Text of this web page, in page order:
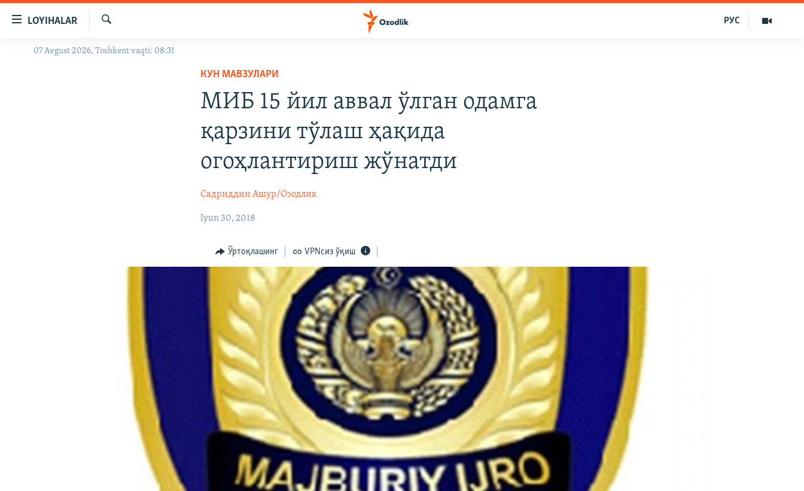
Бош
LOYIHALAR
OZODLIK SURISHTIRUVLARI
Излаш
РУС
07 Avgust 2026, Toshkent vaqti: 08:31
КУН МАВЗУЛАРИ
МИБ 15 йил аввал ўлган одамга
қарзини тўлаш ҳақида
огоҳлантириш жўнатди
Садриддин Ашур/Озодлик
Iyun 30, 2018
Ўртоқлашинг VPNсиз ўқиш